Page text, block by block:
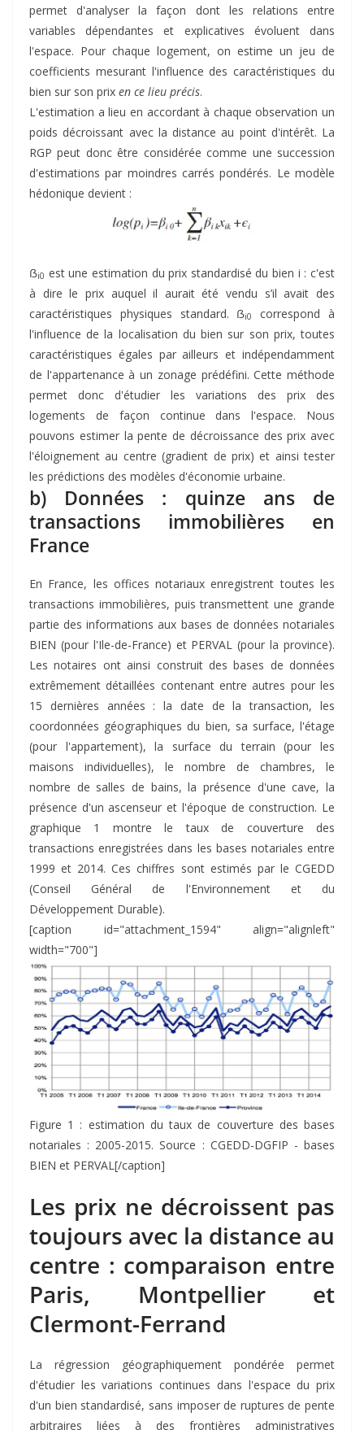
permet d'analyser la façon dont les relations entre
variables dépendantes et explicatives évoluent dans
l'espace. Pour chaque logement, on estime un jeu de
coefficients mesurant l'influence des caractéristiques du
bien sur son prix en ce lieu précis.
L'estimation a lieu en accordant à chaque observation un
poids décroissant avec la distance au point d'intérêt. La
RGP peut donc être considérée comme une succession
d'estimations par moindres carrés pondérés. Le modèle
hédonique devient :
ẞi0 est une estimation du prix standardisé du bien i : c'est
à dire le prix auquel il aurait été vendu s’il avait des
caractéristiques physiques standard. ẞi0
correspond à
l'influence de la localisation du bien sur son prix, toutes
caractéristiques égales par ailleurs et indépendamment
de l'appartenance à un zonage prédéfini. Cette méthode
permet donc d'étudier les variations des prix des
logements de façon continue dans l'espace. Nous
pouvons estimer la pente de décroissance des prix avec
l'éloignement au centre (gradient de prix) et ainsi tester
les prédictions des modèles d'économie urbaine.
b) Données : quinze ans de
transactions immobilières en
France
En France, les offices notariaux enregistrent toutes les
transactions immobilières, puis transmettent une grande
partie des informations aux bases de données notariales
BIEN (pour l'Ile-de-France) et PERVAL (pour la province).
Les notaires ont ainsi construit des bases de données
extrêmement détaillées contenant entre autres pour les
15 dernières années : la date de la transaction, les
coordonnées géographiques du bien, sa surface, l'étage
(pour l'appartement), la surface du terrain (pour les
maisons individuelles), le nombre de chambres, le
nombre de salles de bains, la présence d'une cave, la
présence d'un ascenseur et l'époque de construction. Le
graphique 1 montre le taux de couverture des
transactions enregistrées dans les bases notariales entre
1999 et 2014. Ces chiffres sont estimés par le CGEDD
(Conseil Général de l'Environnement et du
Développement Durable).
[caption id="attachment_1594" align="alignleft"
width="700"]
Figure 1 : estimation du taux de couverture des bases
notariales : 2005-2015. Source : CGEDD-DGFIP - bases
BIEN et PERVAL[/caption]
Les prix ne décroissent pas
toujours avec la distance au
centre : comparaison entre
Paris, Montpellier et
Clermont-Ferrand
La régression géographiquement pondérée permet
d'étudier les variations continues dans l'espace du prix
d'un bien standardisé, sans imposer de ruptures de pente
arbitraires liées à des frontières administratives